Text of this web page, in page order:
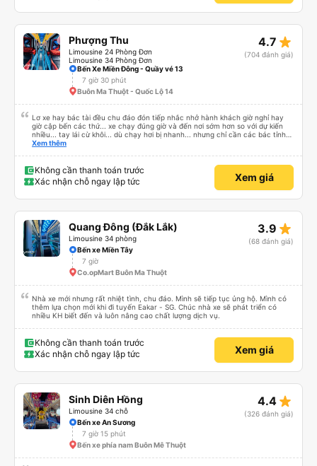
Phượng Thu
Limousine 24 Phòng Đơn
Limousine 34 Phòng Đơn
4.7 star_rate
(704 đánh giá)
Bến Xe Miền Đông - Quầy vé 13
7 giờ 30 phút
Buôn Ma Thuột - Quốc Lộ 14
Lơ xe hay bác tài đều chu đáo đón tiếp nhắc nhở hành khách giờ nghỉ hay
giờ cập bến các thứ... xe chạy đúng giờ và đến nơi sớm hơn so với dự kiến
nhiều... tay lái cừ khôi... dù chạy hơi bị nhanh... nhưng chỉ cần các bác tỉnh
táo sức khoẻ đầy đủ và tay lái cứng cáp là được. Tiện nghi rất sạch sẽ và
máy chạy lâu. Thích hợp và tiện nghi cho ai có nhu cầu từ tphcm (bến xe
miền đông) lên Măng Đen chơi nhé!
Xem thêm
Không cần thanh toán trước
Xác nhận chỗ ngay lập tức
Xem giá
Quang Đông (Đắk Lắk)
Limousine 34 phòng
3.9 star_rate
(68 đánh giá)
Bến xe Miền Tây
7 giờ
Co.opMart Buôn Ma Thuột
Nhà xe mới nhưng rất nhiệt tình, chu đáo. Mình sẽ tiếp tục ủng hộ. Mình có
thêm lựa chọn mới khi đi tuyến Eakar - SG. Chúc nhà xe sẽ phát triển có
nhiều KH biết đến và luôn nâng cao chất lượng dịch vụ.
Không cần thanh toán trước
Xác nhận chỗ ngay lập tức
Xem giá
Sinh Diên Hồng
Limousine 34 chỗ
4.4 star_rate
(326 đánh giá)
Bến xe An Sương
7 giờ 15 phút
Bến xe phía nam Buôn Mê Thuột